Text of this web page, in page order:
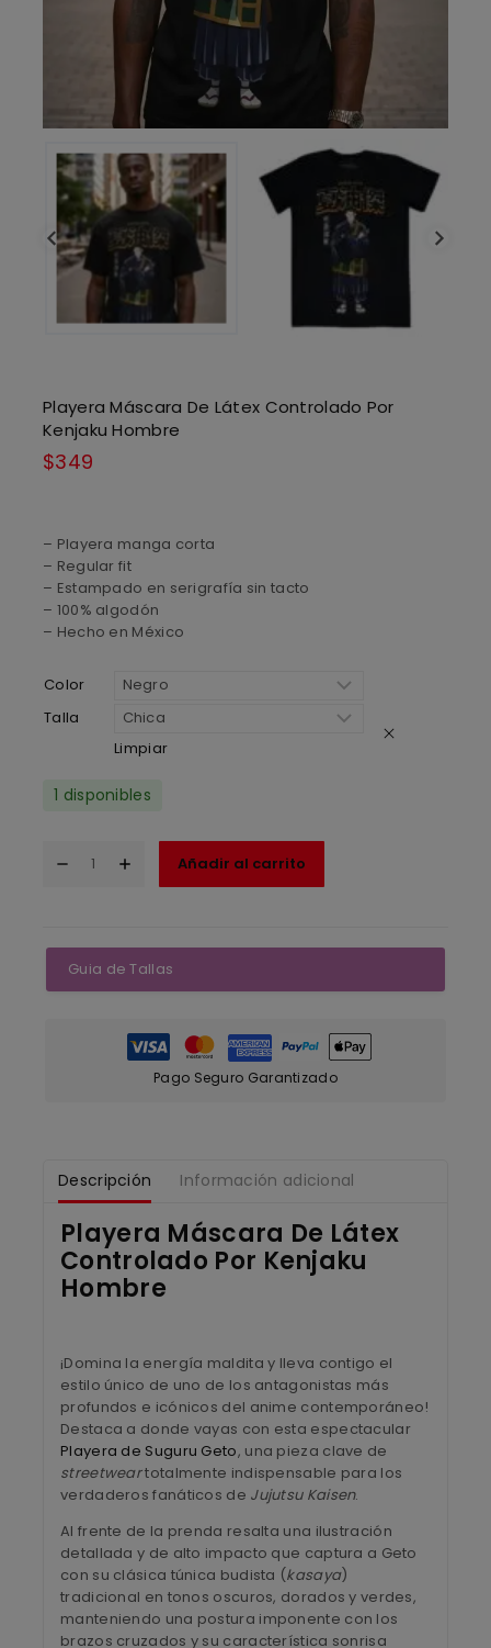
Playera Máscara De Látex Controlado Por
Kenjaku Hombre
$349
– Playera manga corta
– Regular fit
– Estampado en serigrafía sin tacto
– 100% algodón
– Hecho en México
Color
Talla
Limpiar
1 disponibles
Añadir al carrito
Guia de Tallas
Pago Seguro Garantizado
Descripción Información adicional
Playera Máscara De Látex
Controlado Por Kenjaku
Hombre
¡Domina la energía maldita y lleva contigo el
estilo único de uno de los antagonistas más
profundos e icónicos del anime contemporáneo!
Destaca a donde vayas con esta espectacular
Playera de Suguru Geto, una pieza clave de
streetweartotalmente indispensable para los
verdaderos fanáticos de Jujutsu Kaisen.
Al frente de la prenda resalta una ilustración
detallada y de alto impacto que captura a Geto
con su clásica túnica budista (kasaya)
tradicional en tonos oscuros, dorados y verdes,
manteniendo una postura imponente con los
brazos cruzados y su característica sonrisa